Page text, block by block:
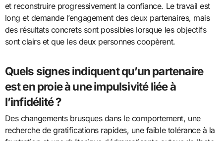
et reconstruire progressivement la confiance. Le travail est
long et demande l’engagement des deux partenaires, mais
des résultats concrets sont possibles lorsque les objectifs
sont clairs et que les deux personnes coopèrent.
Quels signes indiquent qu’un partenaire
est en proie à une impulsivité liée à
l’infidélité ?
Des changements brusques dans le comportement, une
recherche de gratifications rapides, une faible tolérance à la